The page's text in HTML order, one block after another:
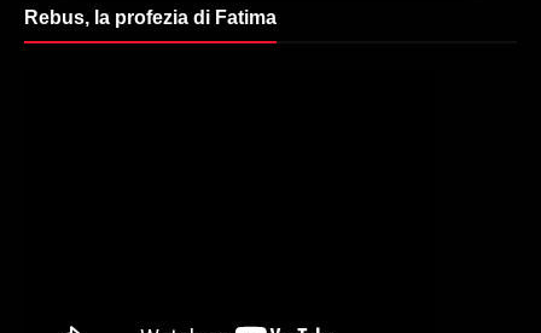
Rebus, la profezia di Fatima